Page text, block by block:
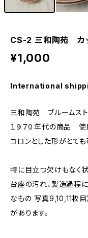
CS-2 三和陶苑 カ
¥1,000
International
三和陶苑 ブルームスト
１９７０年代の商品 使
コロンとした形がとても
特に目立つ欠けもなく
台座の汚れ、製造過程
なもの 写真9,10,11枚目）
があります。